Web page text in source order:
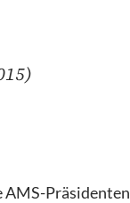
AMS-Präsidenten